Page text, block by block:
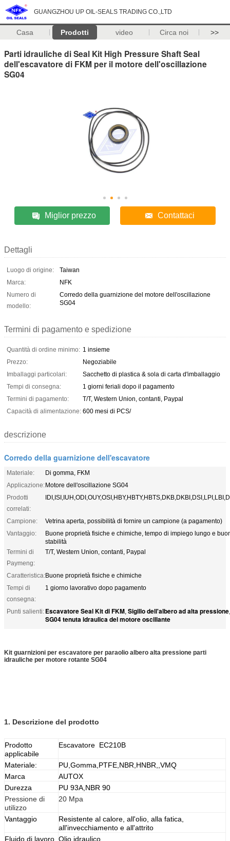
GUANGZHOU UP OIL-SEALS TRADING CO.,LTD
Casa Prodotti video Circa noi >>
Parti idrauliche di Seal Kit High Pressure Shaft Seal
dell'escavatore di FKM per il motore dell'oscillazione
SG04
Miglior prezzo Contattaci
Dettagli
Luogo di origine:
Taiwan
Marca:
NFK
Numero di
modello:
Corredo della guarnizione del motore dell'oscillazione
SG04
Termini di pagamento e spedizione
Quantità di ordine minimo: 1 insieme
Prezzo:
Negoziabile
Imballaggi particolari:
Sacchetto di plastica & sola di carta d'imballaggio
Tempi di consegna:
1 giorni feriali dopo il pagamento
Termini di pagamento:
T/T, Western Union, contanti, Paypal
Capacità di alimentazione: 600 mesi di PCS/
descrizione
Corredo della guarnizione dell'escavatore
Materiale:
Di gomma, FKM
Applicazione:Motore dell'oscillazione SG04
Prodotti
correlati:
Campione:
Vetrina aperta, possibilità di fornire un campione (a pagamento)
Vantaggio:
Buone proprietà fisiche e chimiche, tempo di impiego lungo e
stabilità
Termini di
Paymeng:
T/T, Western Union, contanti, Paypal
Caratteristica:Buone proprietà fisiche e chimiche
Tempi di
consegna:
1 giorno lavorativo dopo pagamento
Punti salienti: Escavatore Seal Kit di FKM, Sigillo dell'albero ad alta pressione,
SG04 tenuta idraulica del motore oscillante
Kit guarnizioni per escavatore per paraolio albero alta pressione parti
idrauliche per motore rotante SG04
1. Descrizione del prodotto
Prodotto
applicabile
Escavatore EC210B
Materiale:
PU,Gomma,PTFE,NBR,HNBR,,VMQ
Marca
AUTOX
Durezza
PU 93A,NBR 90
Pressione di
utilizzo
20 Mpa
Vantaggio
Resistente al calore, all'olio, alla fatica,
all'invecchiamento e all'attrito
Fluido di lavoro Olio idraulico